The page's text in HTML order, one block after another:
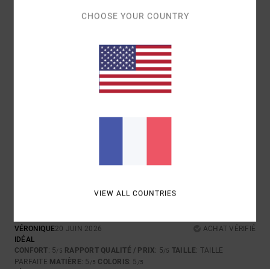
21 JUIN 2026
5
VÉRONIQUE20 JUIN 2026
ACHAT VÉRIFIÉ
IDÉAL
CONFORT: 5/5 RAPPORT QUALITÉ / PRIX: 5/5 TAILLE: TAILLE
PARFAITE MATIÈRE: 5 /5 COLORIS: 5 /5
CHOOSE YOUR COUNTRY
VIEW ALL COUNTRIES